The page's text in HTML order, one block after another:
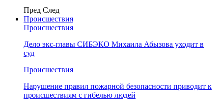
Пред След
Происшествия
Происшествия
Дело экс-главы СИБЭКО Михаила Абызова уходит в
суд
Происшествия
Нарушение правил пожарной безопасности приводит к
происшествиям с гибелью людей